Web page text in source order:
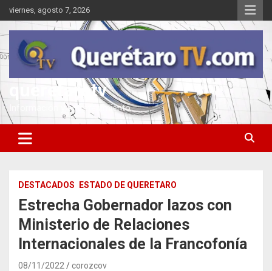
Saltar
al
contenido
viernes, agosto 7, 2026
queretarotv
Información y entretenimiento
DESTACADOS ESTADO DE QUERETARO
Estrecha Gobernador lazos con
Ministerio de Relaciones
Internacionales de la Francofonía
08/11/2022 corozcov